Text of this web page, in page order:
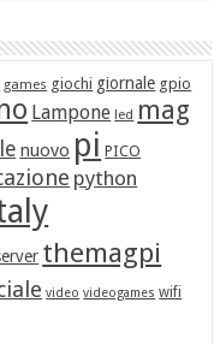
games giochi giornale gpio
Lampone led mag
nuovo pi PICO
python
themagpi
video videogames wifi